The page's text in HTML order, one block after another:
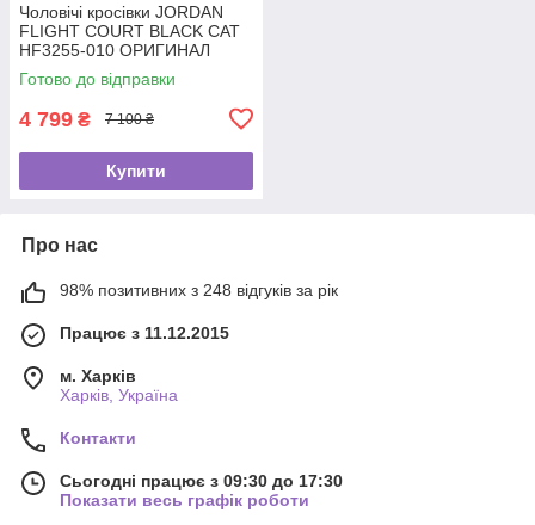
Чоловічі кросівки JORDAN
FLIGHT COURT BLACK CAT
HF3255-010 ОРИГИНАЛ
Готово до відправки
4 799 ₴ 7 100 ₴
Купити
Про нас
98% позитивних з 248 відгуків за рік
Працює з 11.12.2015
м. Харків
Харків, Україна
Контакти
Сьогодні працює з 09:30 до 17:30
Показати весь графік роботи